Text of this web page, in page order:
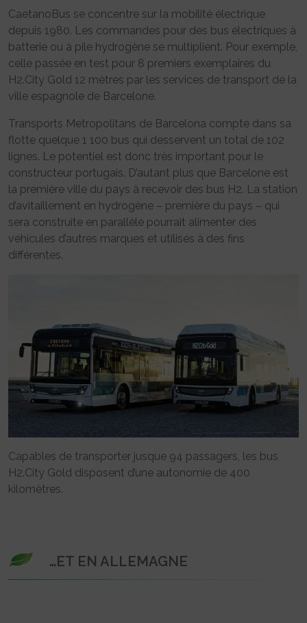
CaetanoBus se concentre sur la mobilité électrique
depuis 1980. Les commandes pour des bus électriques à
batterie ou à pile hydrogène se multiplient. Pour exemple,
celle passée en test pour 8 premiers exemplaires du
H2.City Gold 12 mètres par les services de transport de la
ville espagnole de Barcelone.
Transports Metropolitans de Barcelona compte dans sa
flotte quelque 1 100 bus qui desservent un total de 102
lignes. Le potentiel est donc très important pour le
constructeur portugais. D’autant plus que Barcelone est
la première ville du pays à recevoir des bus H2. La station
d’avitaillement en hydrogène – première du pays – qui
sera construite en parallèle pourrait alimenter des
véhicules d’autres marques et utilisés à des fins
différentes.
Capables de transporter jusque 94 passagers, les bus
H2.City Gold disposent d’une autonomie de 400
kilomètres.
…ET EN ALLEMAGNE